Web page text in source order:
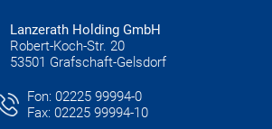
Lanzerath Holding GmbH
Robert-Koch-Str. 20
53501 Grafschaft-Gelsdorf
Fon: 02225 99994-0
Fax: 02225 99994-10